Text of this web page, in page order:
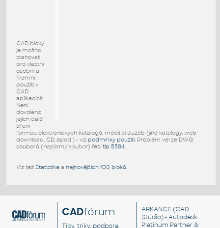
CAD bloky
je možno
stahovat
pro vlastní
osobní a
firemní
použití v
CAD
aplikacích.
Není
dovoleno
jejich další
šíření
formou elektronických katalogů, médií či služeb (jiné katalogy, web
download, CD, apod.) - viz podmínky použití. Problém verze DWG
souborů (neplatný soubor) řešítip 5584.
Viz též Statistika a nejnovějších 100 bloků.
CADfórum
Tipy, triky, podpora,
ARKANCE (CAD
Studio) - Autodesk
Platinum Partner &